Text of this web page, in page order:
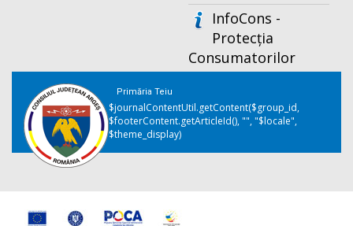
InfoCons -
Protecția
Consumatorilor
Primăria Teiu
$journalContentUtil.getContent($group_id,
$footerContent.getArticleId(), "", "$locale",
$theme_display)